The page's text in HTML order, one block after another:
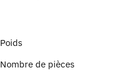
Poids
Nombre de pièces